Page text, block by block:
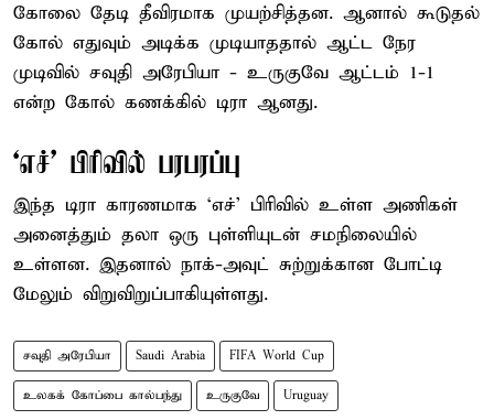
கோலை தேடி தீவிரமாக முயற்சித்தன. ஆனால் கூடுதல்
கோல் எதுவும் அடிக்க முடியாததால் ஆட்ட நேர
முடிவில் சவுதி அரேபியா - உருகுவே ஆட்டம் 1-1
என்ற கோல் கணக்கில் டிரா ஆனது.
‘எச்’ பிரிவில் பரபரப்பு
இந்த டிரா காரணமாக ‘எச்’ பிரிவில் உள்ள அணிகள்
அனைத்தும் தலா ஒரு புள்ளியுடன் சமநிலையில்
உள்ளன. இதனால் நாக்-அவுட் சுற்றுக்கான போட்டி
மேலும் விறுவிறுப்பாகியுள்ளது.
சவுதி அரேபியா Saudi Arabia FIFA World Cup
உலகக் கோப்பை கால்பந்து உருகுவே Uruguay